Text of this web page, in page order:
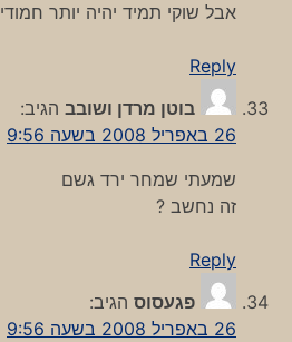
אבל שוקי תמיד יהיה יותר חמודי
Reply
בוטן מרדן ושובב הגיב:
26 באפריל 2008 בשעה 9:56
שמעתי שמחר ירד גשם
זה נחשב ?
Reply
פגעסוס הגיב:
26 באפריל 2008 בשעה 9:56